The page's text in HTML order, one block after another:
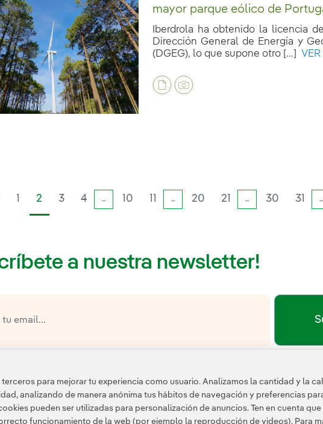
mayor parque eólico de
Iberdrola ha obtenido la licencia
Dirección General de Energía y
(DGEG), lo que supone otro [...]
1 2 3 4 ... 10 11 ... 20 21 ... 30 31 ...
a nuestra newsletter!
está protegida por reCAPTCHA y se aplican laPolítica de privacidady los
para mejorar tu experiencia como usuario. Analizamos la cantidad y la
analizando de manera anónima tus hábitos de navegación y preferencias
pueden ser utilizadas para personalización de anuncios. Ten en cuenta que
funcionamiento de la web (por ejemplo la reproducción de videos). Para